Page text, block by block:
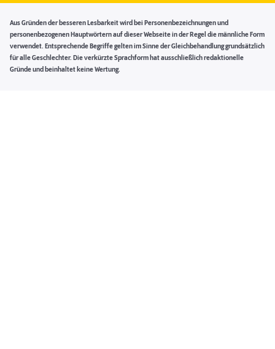
Aus Gründen der besseren Lesbarkeit wird bei Personenbezeichnungen und
personenbezogenen Hauptwörtern auf dieser Webseite in der Regel die männliche Form
verwendet. Entsprechende Begriffe gelten im Sinne der Gleichbehandlung grundsätzlich
für alle Geschlechter. Die verkürzte Sprachform hat ausschließlich redaktionelle
Gründe und beinhaltet keine Wertung.